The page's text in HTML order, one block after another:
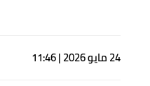
24 مايو 2026 | 11:46